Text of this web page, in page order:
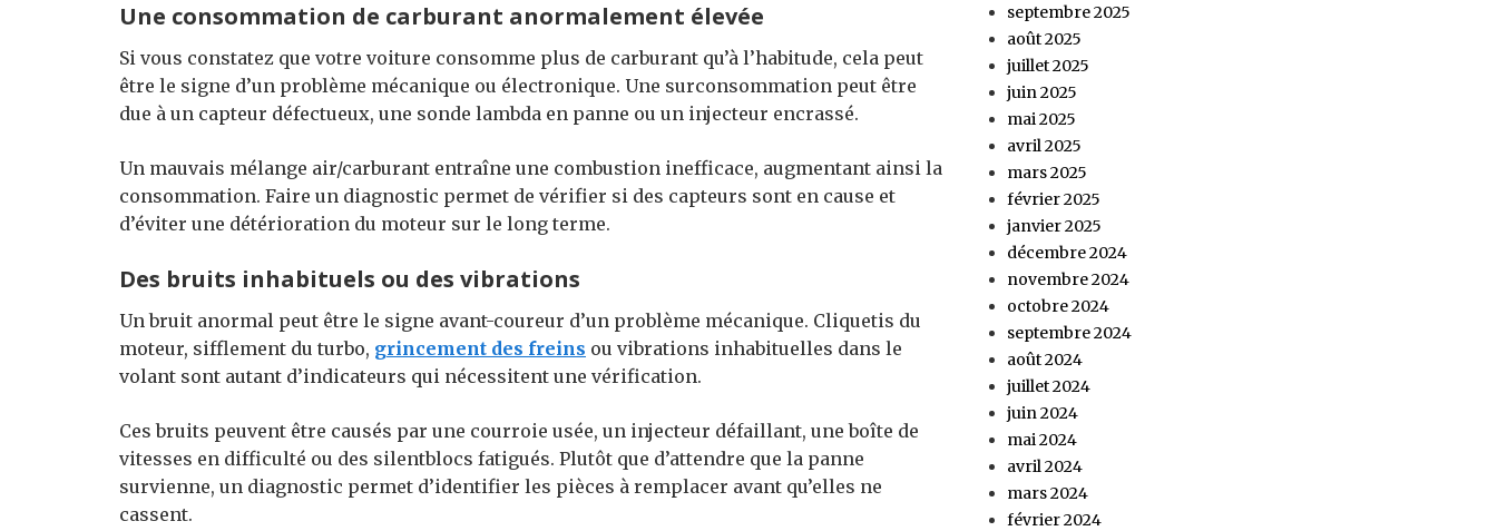
Une consommation de carburant anormalement élevée
Si vous constatez que votre voiture consomme plus de carburant qu’à l’habitude, cela peut
être le signe d’un problème mécanique ou électronique. Une surconsommation peut être
due à un capteur défectueux, une sonde lambda en panne ou un injecteur encrassé.
Un mauvais mélange air/carburant entraîne une combustion inefficace, augmentant ainsi la
consommation. Faire un diagnostic permet de vérifier si des capteurs sont en cause et
d’éviter une détérioration du moteur sur le long terme.
Des bruits inhabituels ou des vibrations
Un bruit anormal peut être le signe avant-coureur d’un problème mécanique. Cliquetis du
moteur, sifflement du turbo, grincement des freins ou vibrations inhabituelles dans le
volant sont autant d’indicateurs qui nécessitent une vérification.
Ces bruits peuvent être causés par une courroie usée, un injecteur défaillant, une boîte de
vitesses en difficulté ou des silentblocs fatigués. Plutôt que d’attendre que la panne
survienne, un diagnostic permet d’identifier les pièces à remplacer avant qu’elles ne
cassent.
septembre 2025
août 2025
juillet 2025
juin 2025
mai 2025
avril 2025
mars 2025
février 2025
janvier 2025
décembre 2024
novembre 2024
octobre 2024
septembre 2024
août 2024
juillet 2024
juin 2024
mai 2024
avril 2024
mars 2024
février 2024